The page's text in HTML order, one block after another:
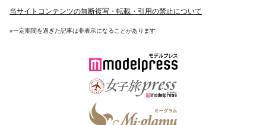
当サイトコンテンツの無断複写・転載・引用の禁止について
※一定期間を過ぎた記事は非表示になることがあります